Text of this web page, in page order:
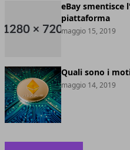
eBay smentisce
piattaforma
maggio 15, 2019
Quali sono i
maggio 14, 2019